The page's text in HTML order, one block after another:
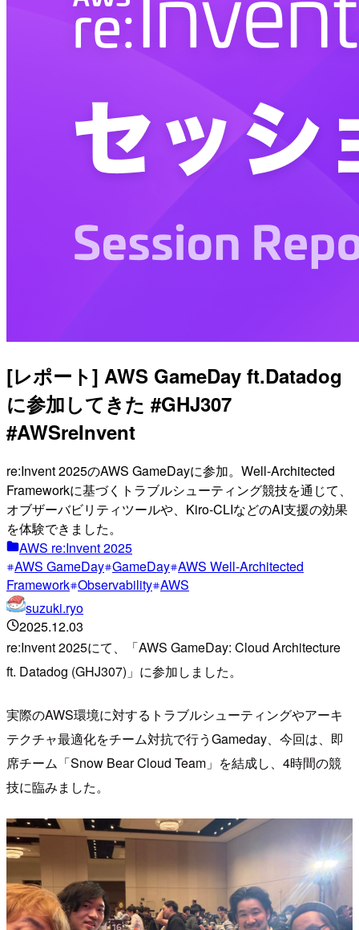
[レポート] AWS GameDay ft.Datadog
に参加してきた #GHJ307
#AWSreInvent
re:Invent 2025のAWS GameDayに参加。Well-Architected
Frameworkに基づくトラブルシューティング競技を通じて、
オブザーバビリティツールや、Kiro-CLIなどのAI支援の効果
を体験できました。
AWS re:Invent 2025
AWS GameDay GameDay AWS Well-Architected
Framework Observability AWS
suzuki.ryo
2025.12.03
re:Invent 2025にて、「AWS GameDay: Cloud Architecture
ft. Datadog (GHJ307)」に参加しました。
実際のAWS環境に対するトラブルシューティングやアーキ
テクチャ最適化をチーム対抗で行うGameday、今回は、即
席チーム「Snow Bear Cloud Team」を結成し、4時間の競
技に臨みました。